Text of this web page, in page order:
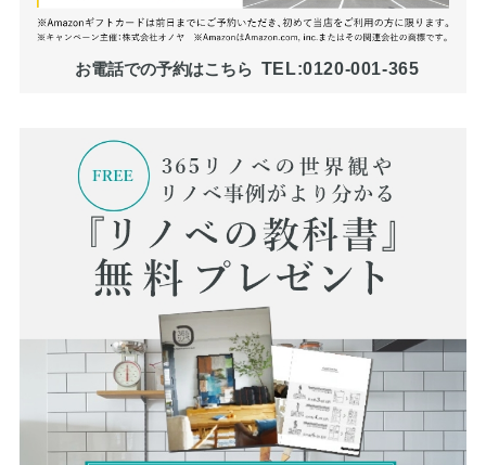
お電話での予約はこちら TEL:0120-001-365